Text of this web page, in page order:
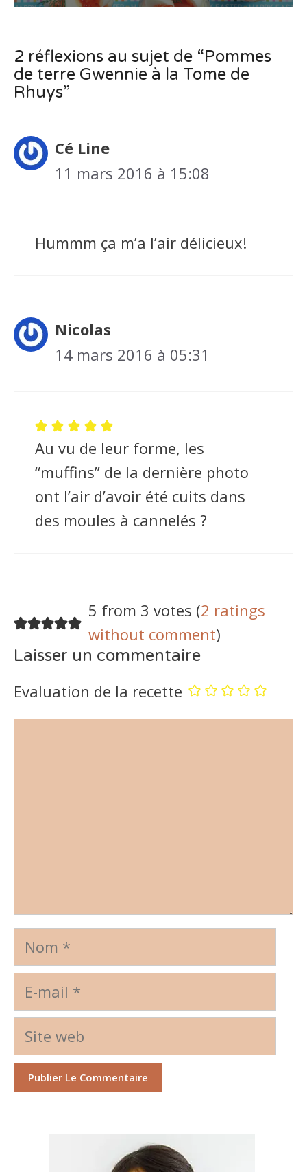
2 réflexions au sujet de “Pommes
de terre Gwennie à la Tome de
Rhuys”
Cé Line
11 mars 2016 à 15:08
Hummm ça m’a l’air délicieux!
Nicolas
14 mars 2016 à 05:31
Au vu de leur forme, les
“muffins” de la dernière photo
ont l’air d’avoir été cuits dans
des moules à cannelés ?
5 from 3 votes (2 ratings
without comment)
Laisser un commentaire
Evaluation de la recette
Nom
mail
Site
web